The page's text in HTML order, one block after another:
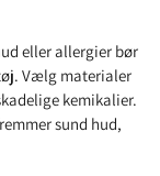
eller allergier bør
Vælg materialer
kemikalier.
sund hud,